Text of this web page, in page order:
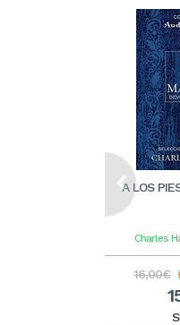
A LOS
Charles
16,00€